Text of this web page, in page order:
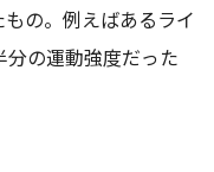
の。例えばあるライ
分の運動強度だった